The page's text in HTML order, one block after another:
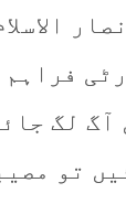
آگ لگ
تو